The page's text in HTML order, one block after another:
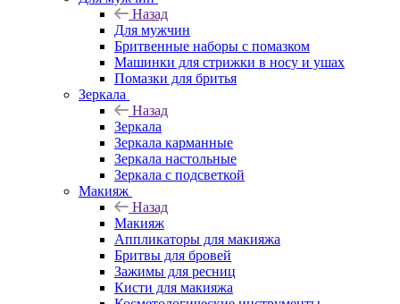
Назад
Для мужчин
Бритвенные наборы с помазком
Машинки для стрижки в носу и ушах
Помазки для бритья
Зеркала
Назад
Зеркала
Зеркала карманные
Зеркала настольные
Зеркала с подсветкой
Макияж
Назад
Макияж
Аппликаторы для макияжа
Бритвы для бровей
Зажимы для ресниц
Кисти для макияжа